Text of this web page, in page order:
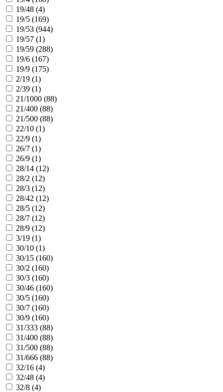
19/48 (4)
19/5 (169)
19/53 (944)
19/57 (1)
19/59 (288)
19/6 (167)
19/9 (175)
2/19 (1)
2/39 (1)
21/1000 (88)
21/400 (88)
21/500 (88)
22/10 (1)
22/9 (1)
26/7 (1)
26/9 (1)
28/14 (12)
28/2 (12)
28/3 (12)
28/42 (12)
28/5 (12)
28/7 (12)
28/9 (12)
3/19 (1)
30/10 (1)
30/15 (160)
30/2 (160)
30/3 (160)
30/46 (160)
30/5 (160)
30/7 (160)
30/9 (160)
31/333 (88)
31/400 (88)
31/500 (88)
31/666 (88)
32/16 (4)
32/48 (4)
32/8 (4)